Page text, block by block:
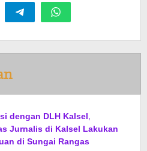
dengan DLH Kalsel,
Jurnalis di Kalsel Lakukan
di Sungai Rangas